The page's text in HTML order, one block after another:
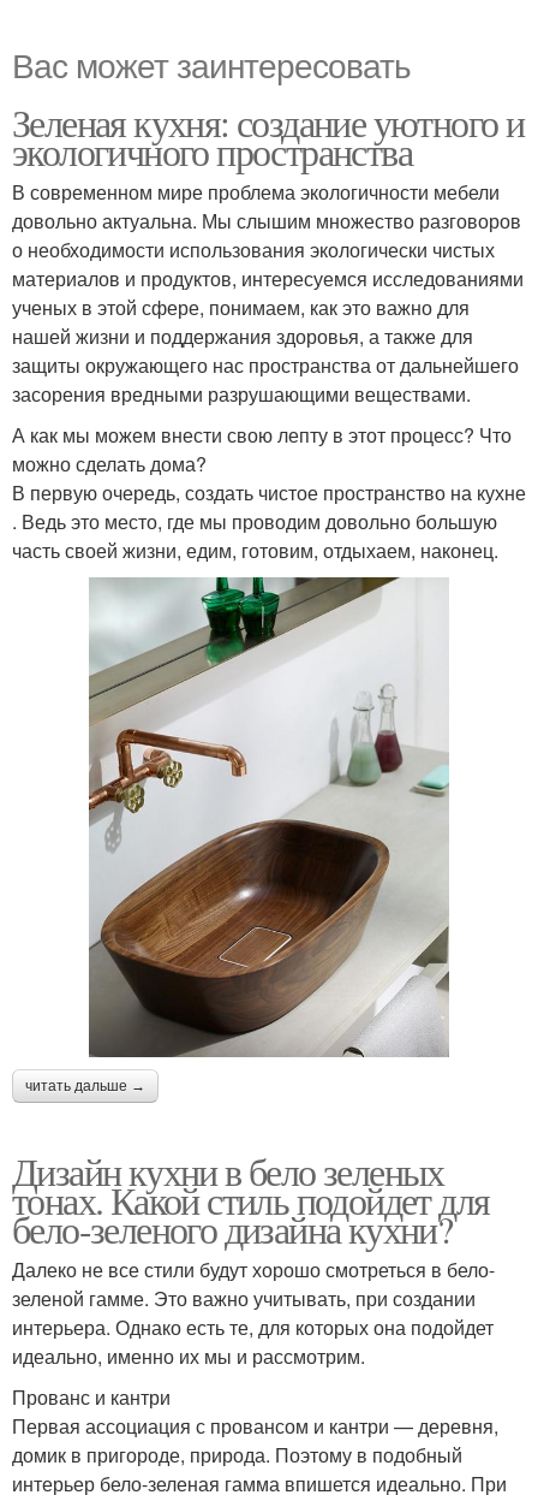
Вас может заинтересовать
Зеленая кухня: создание уютного и
экологичного пространства
В современном мире проблема экологичности мебели
довольно актуальна. Мы слышим множество разговоров
о необходимости использования экологически чистых
материалов и продуктов, интересуемся исследованиями
ученых в этой сфере, понимаем, как это важно для
нашей жизни и поддержания здоровья, а также для
защиты окружающего нас пространства от дальнейшего
засорения вредными разрушающими веществами.
А как мы можем внести свою лепту в этот процесс? Что
можно сделать дома?
В первую очередь, создать чистое пространство на кухне
. Ведь это место, где мы проводим довольно большую
часть своей жизни, едим, готовим, отдыхаем, наконец.
читать дальше →
Дизайн кухни в бело зеленых
тонах. Какой стиль подойдет для
бело-зеленого дизайна кухни?
Далеко не все стили будут хорошо смотреться в бело-
зеленой гамме. Это важно учитывать, при создании
интерьера. Однако есть те, для которых она подойдет
идеально, именно их мы и рассмотрим.
Прованс и кантри
Первая ассоциация с провансом и кантри — деревня,
домик в пригороде, природа. Поэтому в подобный
интерьер бело-зеленая гамма впишется идеально. При